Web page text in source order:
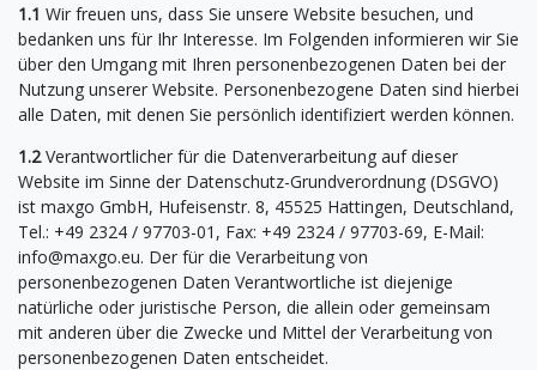
1.1 Wir freuen uns, dass Sie unsere Website besuchen, und
bedanken uns für Ihr Interesse. Im Folgenden informieren wir Sie
über den Umgang mit Ihren personenbezogenen Daten bei der
Nutzung unserer Website. Personenbezogene Daten sind hierbei
alle Daten, mit denen Sie persönlich identifiziert werden können.
1.2Verantwortlicher für die Datenverarbeitung auf dieser
Website im Sinne der Datenschutz-Grundverordnung (DSGVO)
ist maxgo GmbH, Hufeisenstr. 8, 45525 Hattingen, Deutschland,
Tel.: +49 2324 / 97703-01, Fax: +49 2324 / 97703-69, E-Mail:
info@maxgo.eu. Der für die Verarbeitung von
personenbezogenen Daten Verantwortliche ist diejenige
natürliche oder juristische Person, die allein oder gemeinsam
mit anderen über die Zwecke und Mittel der Verarbeitung von
personenbezogenen Daten entscheidet.